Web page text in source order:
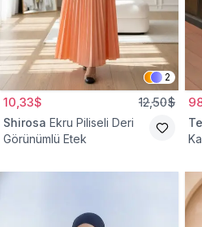
2
10,33$ 12,50$
Shirosa Ekru Piliseli Deri
Görünümlü Etek